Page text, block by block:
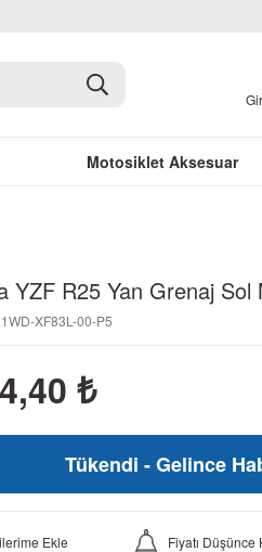
Motosiklet Aksesuar
YZF R25 Yan Grenaj Sol
XF83L-00-P5
₺
Tükendi - Gelince
Fiyatı Düşünce